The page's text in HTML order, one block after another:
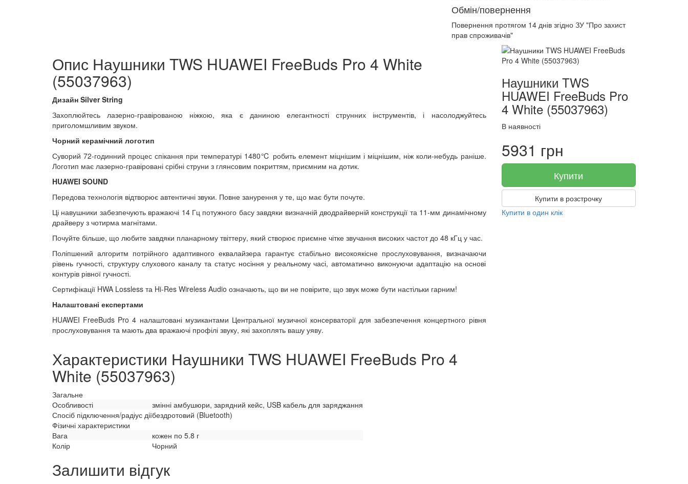
Обмін/повернення
Повернення протягом 14 днів згідно ЗУ "Про захист
прав спроживачів"
Опис Наушники TWS HUAWEI FreeBuds Pro 4 White
(55037963)
Дизайн Silver String
Захоплюйтесь лазерно-гравірованою ніжкою, яка є даниною елегантності струнних інструментів, і насолоджуйтесь
приголомшливим звуком.
Чорний керамічний логотип
Суворий 72-годинний процес спікання при температурі 1480℃ робить елемент міцнішим і міцнішим, ніж коли-небудь раніше.
Логотип має лазерно-гравіровані срібні струни з глянсовим покриттям, приємним на дотик.
HUAWEI SOUND
Передова технологія відтворює автентичні звуки. Повне занурення у те, що має бути почуте.
Ці навушники забезпечують вражаючі 14 Гц потужного басу завдяки визначній дводрайверній конструкції та 11-мм динамічному
драйверу з чотирма магнітами.
Почуйте більше, що любите завдяки планарному твіттеру, який створює приємне чітке звучання високих частот до 48 кГц у час.
Поліпшений алгоритм потрійного адаптивного еквалайзера гарантує стабільно високоякісне прослуховування, визначаючи
рівень гучності, структуру слухового каналу та статус носіння у реальному часі, автоматично виконуючи адаптацію на основі
контурів рівної гучності.
Сертифікації HWA Lossless та Hi-Res Wireless Audio означають, що ви не повірите, що звук може бути настільки гарним!
Налаштовані експертами
HUAWEI FreeBuds Pro 4 налаштовані музикантами Центральної музичної консерваторії для забезпечення концертного рівня
прослуховування та мають два вражаючі профілі звуку, які захоплять вашу уяву.
Характеристики Наушники TWS HUAWEI FreeBuds Pro 4
White (55037963)
Загальне
Особливості
змінні амбушюри, зарядний кейс, USB кабель для заряджання
Спосіб підключення/радіус діїбездротовий (Bluetooth)
Фізичні характеристики
Вага
кожен по 5.8 г
Колір
Чорний
Залишити відгук
Наушники TWS
HUAWEI FreeBuds Pro
4 White (55037963)
В наявності
5931 грн
Купити
Купити в розстрочку
Купити в один клік